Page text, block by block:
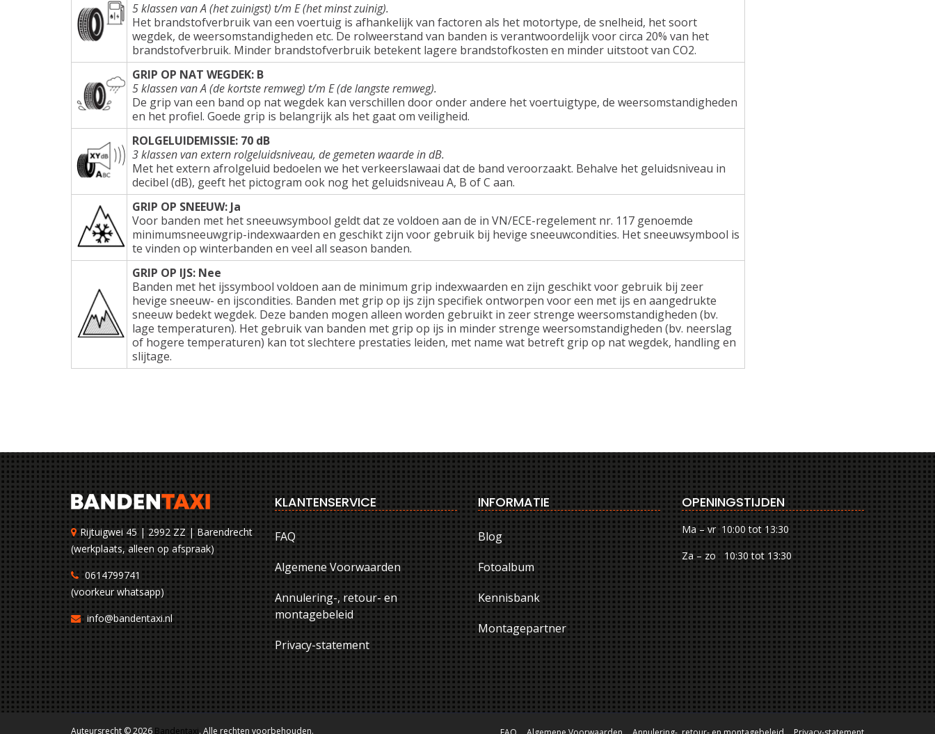
5 klassen van A (het zuinigst) t/m E (het minst zuinig).
Het brandstofverbruik van een voertuig is afhankelijk van factoren als het motortype, de snelheid, het soort
wegdek, de weersomstandigheden etc. De rolweerstand van banden is verantwoordelijk voor circa 20% van het
brandstofverbruik. Minder brandstofverbruik betekent lagere brandstofkosten en minder uitstoot van CO2.
GRIP OP NAT WEGDEK: B
5 klassen van A (de kortste remweg) t/m E (de langste remweg).
De grip van een band op nat wegdek kan verschillen door onder andere het voertuigtype, de weersomstandigheden
en het profiel. Goede grip is belangrijk als het gaat om veiligheid.
ROLGELUIDEMISSIE: 70 dB
3 klassen van extern rolgeluidsniveau, de gemeten waarde in dB.
Met het extern afrolgeluid bedoelen we het verkeerslawaai dat de band veroorzaakt. Behalve het geluidsniveau in
decibel (dB), geeft het pictogram ook nog het geluidsniveau A, B of C aan.
GRIP OP SNEEUW: Ja
Voor banden met het sneeuwsymbool geldt dat ze voldoen aan de in VN/ECE-regelement nr. 117 genoemde
minimumsneeuwgrip-indexwaarden en geschikt zijn voor gebruik bij hevige sneeuwcondities. Het sneeuwsymbool is
te vinden op winterbanden en veel all season banden.
GRIP OP IJS: Nee
Banden met het ijssymbool voldoen aan de minimum grip indexwaarden en zijn geschikt voor gebruik bij zeer
hevige sneeuw- en ijscondities. Banden met grip op ijs zijn specifiek ontworpen voor een met ijs en aangedrukte
sneeuw bedekt wegdek. Deze banden mogen alleen worden gebruikt in zeer strenge weersomstandigheden (bv.
lage temperaturen). Het gebruik van banden met grip op ijs in minder strenge weersomstandigheden (bv. neerslag
of hogere temperaturen) kan tot slechtere prestaties leiden, met name wat betreft grip op nat wegdek, handling en
slijtage.
Rijtuigwei 45 | 2992 ZZ | Barendrecht
(werkplaats, alleen op afspraak)
0614799741
(voorkeur whatsapp)
info@bandentaxi.nl
KLANTENSERVICE
FAQ
Algemene Voorwaarden
Annulering-, retour- en
montagebeleid
Privacy-statement
INFORMATIE
Blog
Fotoalbum
Kennisbank
Montagepartner
OPENINGSTIJDEN
Ma – vr 10:00 tot 13:30
Za – zo 10:30 tot 13:30
Auteursrecht © 2026 Bandentaxi. Alle rechten voorbehouden.